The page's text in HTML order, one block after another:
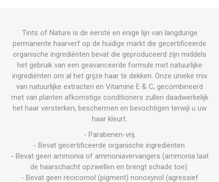
Tints of Nature is de eerste en enige lijn van langdurige
permanente haarverf op de huidige markt die gecertificeerde
organische ingrediënten bevat die geproduceerd zijn middels
het gebruik van een geavanceerde formule met natuurlijke
ingrediënten om al het grijze haar te dekken. Onze unieke mix
van natuurlijke extracten en Vitamine E & C, gecombineerd
met van planten afkomstige conditioners zullen daadwerkelijk
het haar versterken, beschermen en bevochtigen terwijl u uw
haar kleurt.
- Parabenen-vrij.
- Bevat gecertificeerde organische ingrediënten.
- Bevat geen ammonia of ammoniavervangers (ammonia laat
de haarschacht opzwellen en brengt schade toe).
- Bevat geen recicornol (pigment) nonoxynol (agressief